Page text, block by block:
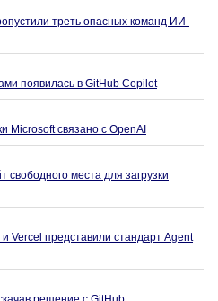
треть опасных команд ИИ-
появилась в GitHub Copilot
Microsoft связано с OpenAI
свободного места для загрузки
Vercel представили стандарт Agent